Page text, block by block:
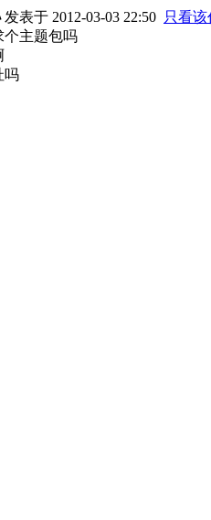
发表于 2012-03-03 22:50 只看该
个主题包吗
吗